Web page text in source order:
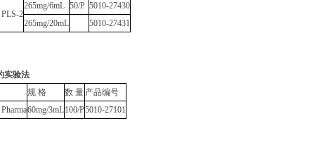
PLS-2
265mg/6mL 50/P 5010-27430
265mg/20mL
5010-27431
实验法
规 格 数 量 产品编号
60mg/3mL100/P5010-27101